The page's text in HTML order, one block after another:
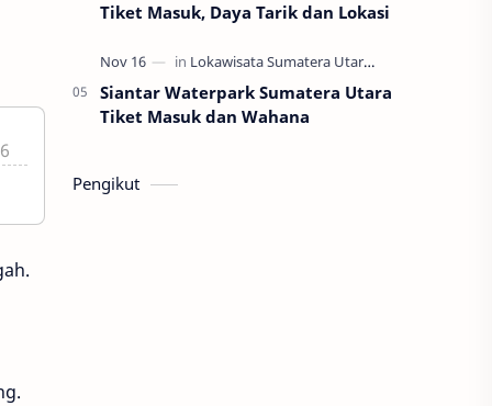
Tiket Masuk, Daya Tarik dan Lokasi
Siantar Waterpark Sumatera Utara
Tiket Masuk dan Wahana
Pengikut